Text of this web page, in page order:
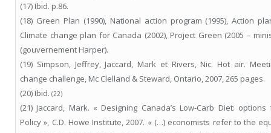
(17) Ibid. p.86.
(18) Green Plan (1990), National action program (1995), Action
Climate change plan for Canada (2002), Project Green (2005 –
(gouvernement Harper).
(19) Simpson, Jeffrey, Jaccard, Mark et Rivers, Nic. Hot air.
change challenge, Mc Clelland & Steward, Ontario, 2007, 265 pages.
(20) Ibid. (22)
(21) Jaccard, Mark. « Designing Canada’s Low-Carb Diet:
Policy », C.D. Howe Institute, 2007. « (…) economists refer to the